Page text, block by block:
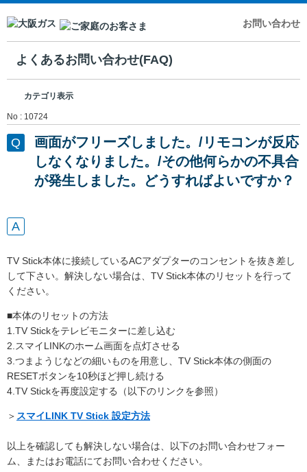
お問い合わせ
よくあるお問い合わせ(FAQ)
カテゴリ表示
No : 10724
画面がフリーズしました。/リモコンが反応
しなくなりました。/その他何らかの不具合
が発生しました。どうすればよいですか？
TV Stick本体に接続しているACアダプターのコンセントを抜き差し
して下さい。解決しない場合は、TV Stick本体のリセットを行って
ください。
■本体のリセットの方法
1.TV Stickをテレビモニターに差し込む
2.スマイLINKのホーム画面を点灯させる
3.つまようじなどの細いものを用意し、TV Stick本体の側面の
RESETボタンを10秒ほど押し続ける
4.TV Stickを再度設定する（以下のリンクを参照）
＞ スマイLINK TV Stick 設定方法
以上を確認しても解決しない場合は、以下のお問い合わせフォー
ム、またはお電話にてお問い合わせください。